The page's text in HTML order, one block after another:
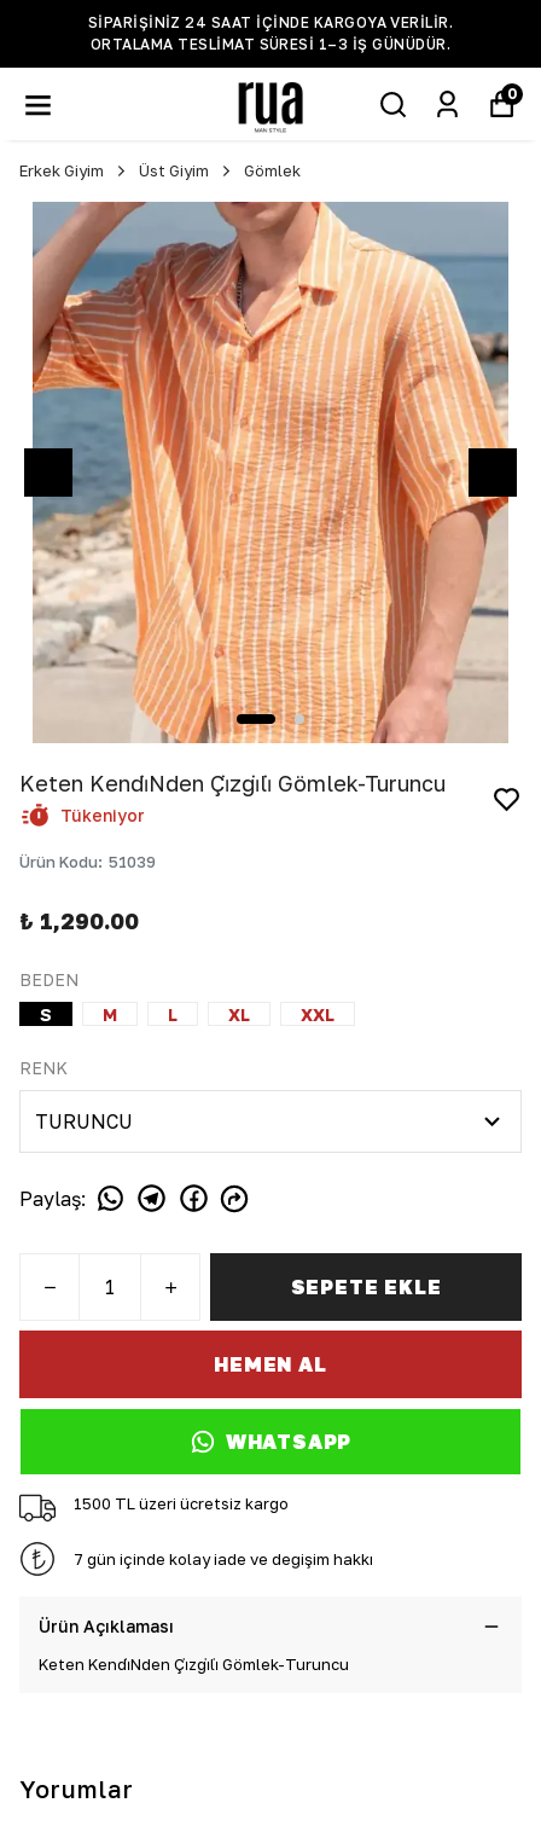
SIPARIŞINIZ 24 SAAT IÇINDE KARGOYA VERILIR.
ORTALAMA TESLIMAT SÜRESI 1–3 IŞ GÜNÜDÜR.
0
Erkek Giyim Üst Giyim Gömlek
Keten Kendi̇Nden Çi̇zgi̇li̇ Gömlek-Turuncu
Tükeniyor
Ürün Kodu: 51039
₺ 1,290.00
BEDEN
S
M L XL XXL
RENK
Paylaş:
SEPETE EKLE
HEMEN AL
WHATSAPP
1500 TL üzeri ücretsiz kargo
7 gün içinde kolay iade ve değişim hakkı
Ürün Açıklaması
Keten Kendi̇Nden Çi̇zgi̇li̇ Gömlek-Turuncu
Yorumlar